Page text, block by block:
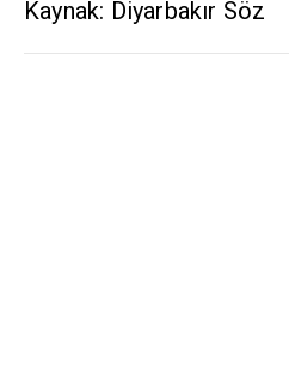
Kaynak: Diyarbakır Söz